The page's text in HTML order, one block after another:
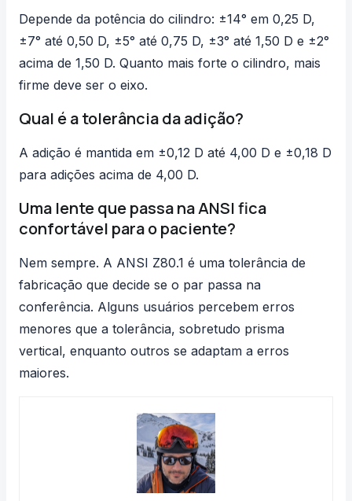
Depende da potência do cilindro: ±14° em 0,25 D,
±7° até 0,50 D, ±5° até 0,75 D, ±3° até 1,50 D e ±2°
acima de 1,50 D. Quanto mais forte o cilindro, mais
firme deve ser o eixo.
Qual é a tolerância da adição?
A adição é mantida em ±0,12 D até 4,00 D e ±0,18 D
para adições acima de 4,00 D.
Uma lente que passa na ANSI fica
confortável para o paciente?
Nem sempre. A ANSI Z80.1 é uma tolerância de
fabricação que decide se o par passa na
conferência. Alguns usuários percebem erros
menores que a tolerância, sobretudo prisma
vertical, enquanto outros se adaptam a erros
maiores.